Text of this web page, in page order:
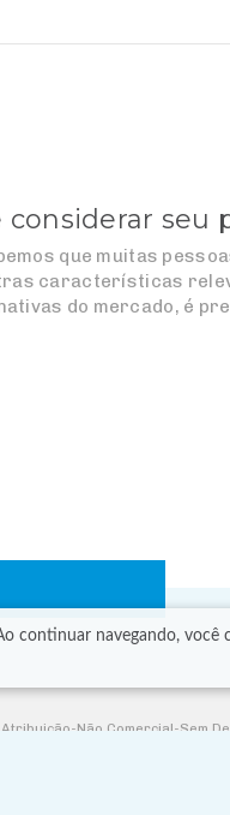
continuar navegando, você
seu
que muitas
características
do mercado, é
Não Comercial-Sem